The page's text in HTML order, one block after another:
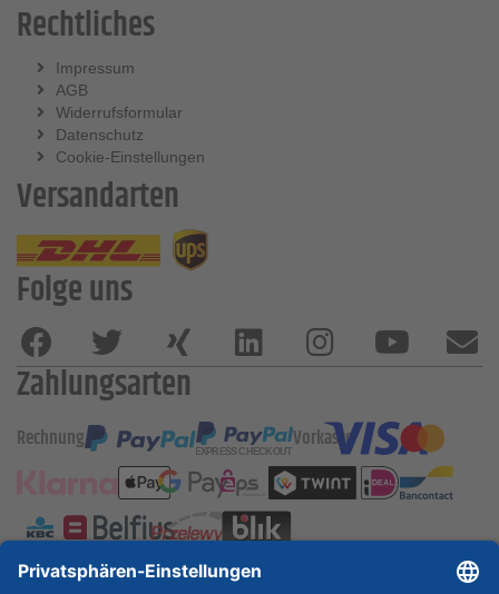
Rechtliches
Impressum
AGB
Widerrufsformular
Datenschutz
Cookie-Einstellungen
Versandarten
Folge uns
Zahlungsarten
Rechnung Vorkasse
ESSKA International